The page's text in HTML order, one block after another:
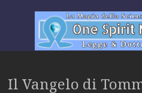
contenuto
Il Vangelo di